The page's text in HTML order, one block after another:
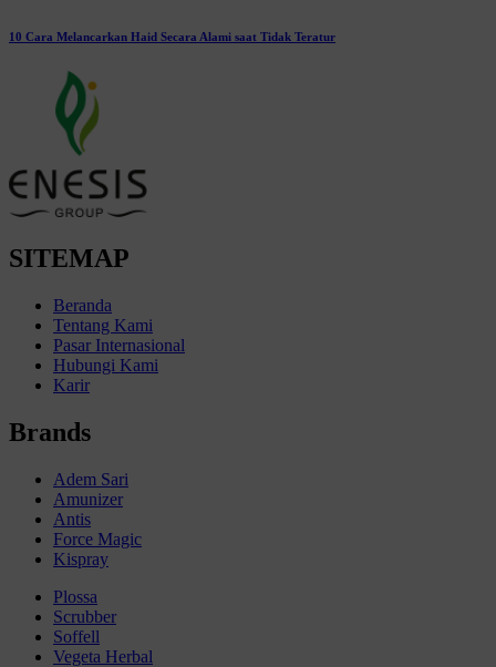
10 Cara Melancarkan Haid Secara Alami saat Tidak Teratur
SITEMAP
Beranda
Tentang Kami
Pasar Internasional
Hubungi Kami
Karir
Brands
Adem Sari
Amunizer
Antis
Force Magic
Kispray
Plossa
Scrubber
Soffell
Vegeta Herbal